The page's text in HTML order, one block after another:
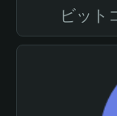
ビット